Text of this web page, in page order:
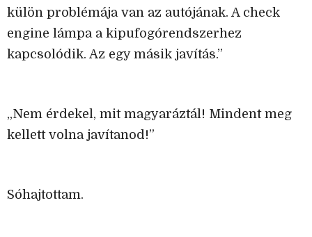
külön problémája van az autójának. A check
engine lámpa a kipufogórendszerhez
kapcsolódik. Az egy másik javítás.”
„Nem érdekel, mit magyaráztál! Mindent meg
kellett volna javítanod!”
Sóhajtottam.